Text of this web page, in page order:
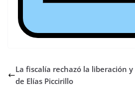
La fiscalía rechazó la liberación
de Elías Piccirillo